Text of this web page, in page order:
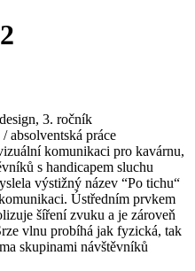
3. ročník
absolventská práce
komunikaci pro kavárnu,
s handicapem sluchu
výstižný název “Po tichu“
Ústředním prvkem
šíření zvuku a je zároveň
vlnu probíhá jak fyzická, tak
skupinami návštěvníků